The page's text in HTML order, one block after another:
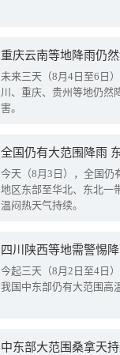
重庆云南等地降雨仍
未来三天（8月4日至6日
川、重庆、贵州等地仍然
害。
全国仍有大范围降雨
今天（8月3日），全国仍
地区东部至华北、东北一
温闷热天气持续。
今起三天（8月2日至4日
我国中东部仍有大范围高
中东部大范围桑拿天